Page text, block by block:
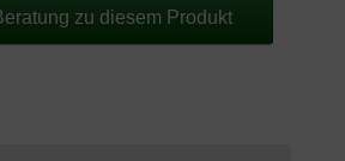
zu diesem Produkt